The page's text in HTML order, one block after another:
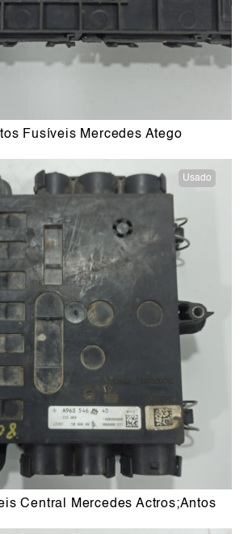
Fusíveis Mercedes Atego
Usado
Central Mercedes Actros;Antos